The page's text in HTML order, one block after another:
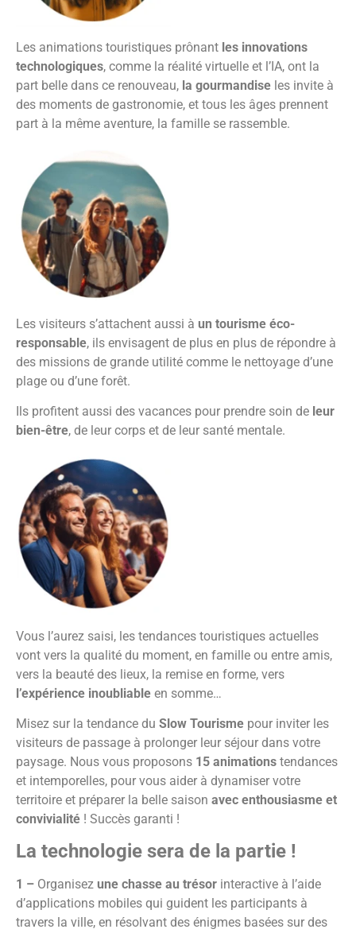
Les animations touristiques prônant les innovations
technologiques, comme la réalité virtuelle et l’IA, ont la
part belle dans ce renouveau, la gourmandise les invite à
des moments de gastronomie, et tous les âges prennent
part à la même aventure, la famille se rassemble.
Les visiteurs s’attachent aussi à un tourisme éco-
responsable, ils envisagent de plus en plus de répondre à
des missions de grande utilité comme le nettoyage d’une
plage ou d’une forêt.
Ils profitent aussi des vacances pour prendre soin de leur
bien-être, de leur corps et de leur santé mentale.
Vous l’aurez saisi, les tendances touristiques actuelles
vont vers la qualité du moment, en famille ou entre amis,
vers la beauté des lieux, la remise en forme, vers
l’expérience inoubliable en somme…
Misez sur la tendance du Slow Tourisme pour inviter les
visiteurs de passage à prolonger leur séjour dans votre
paysage. Nous vous proposons 15 animations tendances
et intemporelles, pour vous aider à dynamiser votre
territoire et préparer la belle saison avec enthousiasme et
convivialité ! Succès garanti !
La technologie sera de la partie !
1 – Organisez une chasse au trésor interactive à l’aide
d’applications mobiles qui guident les participants à
travers la ville, en résolvant des énigmes basées sur des